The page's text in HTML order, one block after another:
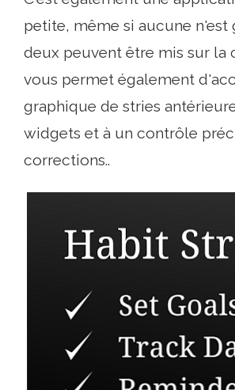
petite, même si aucune n'est
deux peuvent être mis sur la
vous permet également
graphique de stries
widgets et à un contrôle
corrections..